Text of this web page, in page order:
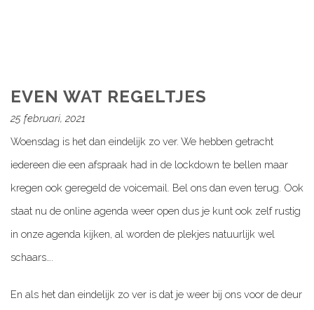
EVEN WAT REGELTJES
25 februari, 2021
Woensdag is het dan eindelijk zo ver. We hebben getracht
iedereen die een afspraak had in de lockdown te bellen maar
kregen ook geregeld de voicemail. Bel ons dan even terug. Ook
staat nu de online agenda weer open dus je kunt ook zelf rustig
in onze agenda kijken, al worden de plekjes natuurlijk wel
schaars….
En als het dan eindelijk zo ver is dat je weer bij ons voor de deur